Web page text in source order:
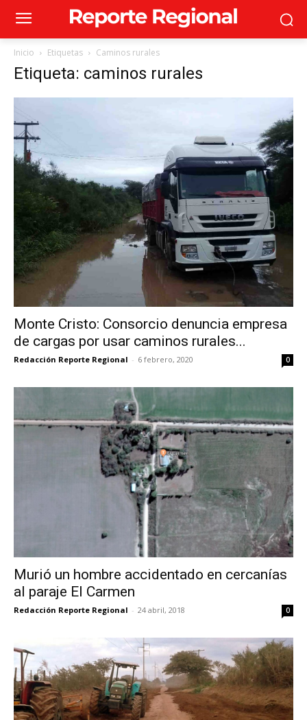
Inicio Etiquetas Caminos rurales
Etiqueta: caminos rurales
Monte Cristo: Consorcio denuncia empresa
de cargas por usar caminos rurales...
Redacción Reporte Regional - 6 febrero, 2020 0
Murió un hombre accidentado en cercanías
al paraje El Carmen
Redacción Reporte Regional - 24 abril, 2018 0